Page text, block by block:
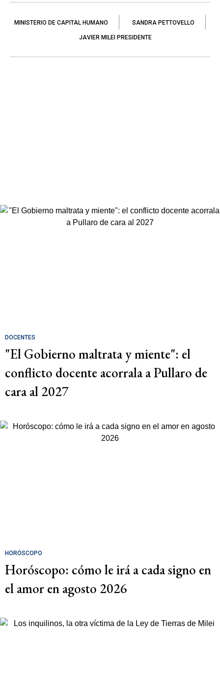
MINISTERIO DE CAPITAL HUMANO SANDRA PETTOVELLO
JAVIER MILEI PRESIDENTE
DOCENTES
"El Gobierno maltrata y miente": el
conflicto docente acorrala a Pullaro de
cara al 2027
HORÓSCOPO
Horóscopo: cómo le irá a cada signo en
el amor en agosto 2026